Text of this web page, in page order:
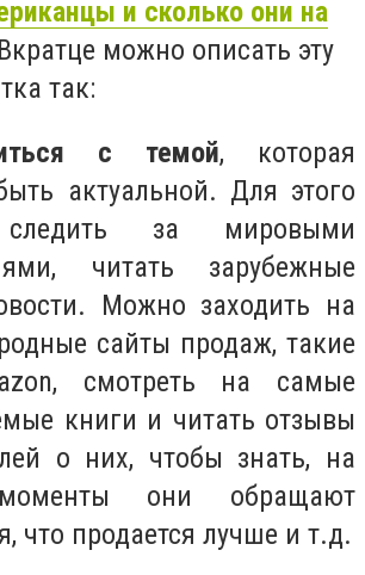
и сколько они на
можно описать эту
так:
с темой, которая
актуальной. Для этого
за мировыми
читать зарубежные
Можно заходить на
сайты продаж, такие
смотреть на самые
книги и читать отзывы
о них, чтобы знать, на
они обращают
что продается лучше и т.д.